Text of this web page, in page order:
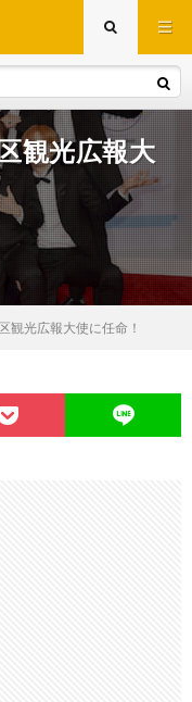
観光広報大
観光広報大使に任命！